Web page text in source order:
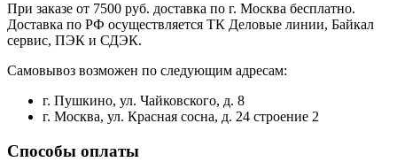
При заказе от 7500 руб. доставка по г. Москва бесплатно.
Доставка по РФ осуществляется ТК Деловые линии, Байкал
сервис, ПЭК и СДЭК.
Самовывоз возможен по следующим адресам:
г. Пушкино, ул. Чайковского, д. 8
г. Москва, ул. Красная сосна, д. 24 строение 2
Способы оплаты